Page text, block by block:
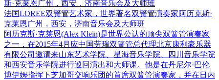
法国LOREE双簧管艺术家，世界著名双簧管演奏家阿历克斯·
克莱恩广州，西安，济南音乐会及大师班
阿历克斯·克莱恩(Alex Klein)是世界公认的顶尖双簧管演奏家
之一，在2015年4月应中国劳瑞双簧管总代理北京康利豪乐器
有限公司邀请来山东艺术学院、星海音乐学院、四川音乐学院
和西安音乐学院进行巡回演出和大师课。他是在丹尼尔·巴伦
博伊姆指挥下芝加哥交响乐团的首席双簧管演奏家，并在日内